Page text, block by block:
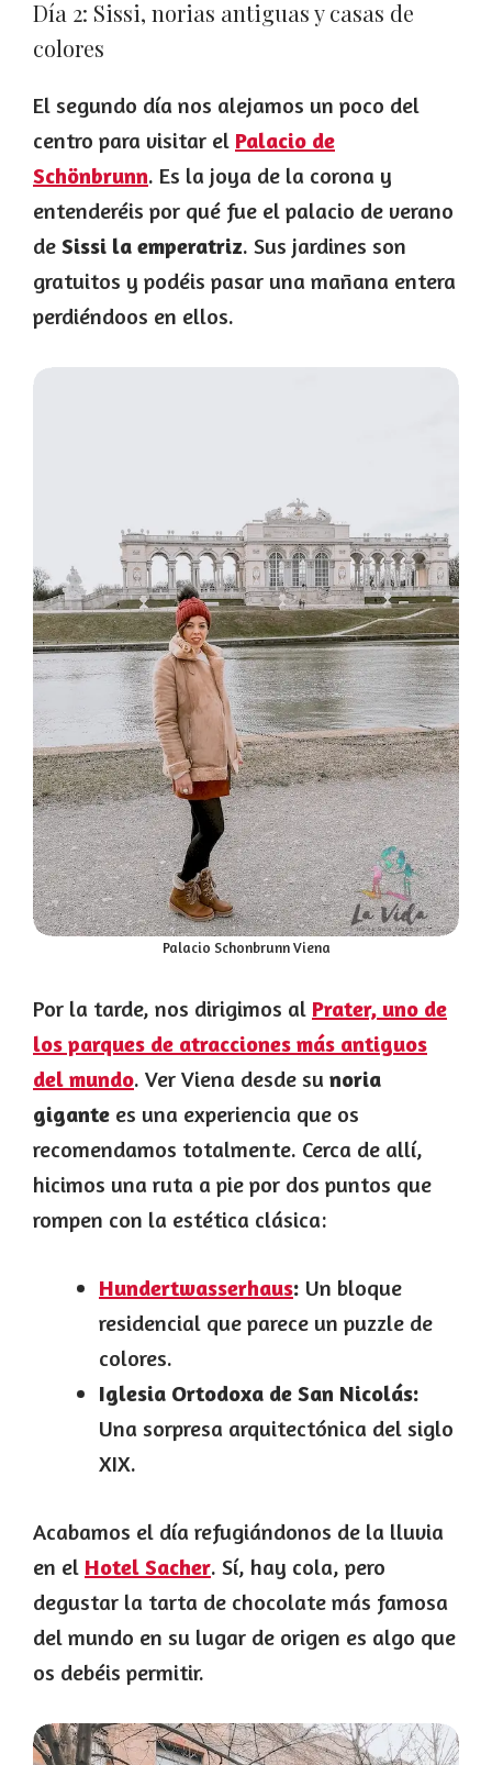
Día 2: Sissi, norias antiguas y casas de
colores
El segundo día nos alejamos un poco del
centro para visitar el Palacio de
Schönbrunn. Es la joya de la corona y
entenderéis por qué fue el palacio de verano
de Sissi la emperatriz. Sus jardines son
gratuitos y podéis pasar una mañana entera
perdiéndoos en ellos.
Palacio Schonbrunn Viena
Por la tarde, nos dirigimos al Prater, uno de
los parques de atracciones más antiguos
del mundo. Ver Viena desde su noria
gigante es una experiencia que os
recomendamos totalmente. Cerca de allí,
hicimos una ruta a pie por dos puntos que
rompen con la estética clásica:
Hundertwasserhaus: Un bloque
residencial que parece un puzzle de
colores.
Iglesia Ortodoxa de San Nicolás:
Una sorpresa arquitectónica del siglo
XIX.
Acabamos el día refugiándonos de la lluvia
en el Hotel Sacher. Sí, hay cola, pero
degustar la tarta de chocolate más famosa
del mundo en su lugar de origen es algo que
os debéis permitir.